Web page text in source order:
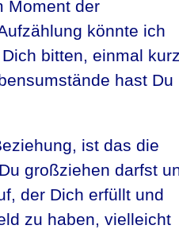
Moment der
könnte ich
bitten, einmal
hast Du
ist das die
großziehen darfst
der Dich erfüllt und
zu haben, vielleicht